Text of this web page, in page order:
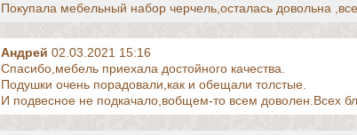
Покупала мебельный набор черчель,осталась довольна
Андрей 02.03.2021 15:16
Спасибо,мебель приехала достойного качества.
Подушки очень порадовали,как и обещали толстые.
И подвесное не подкачало,вобщем-то всем доволен.Всех